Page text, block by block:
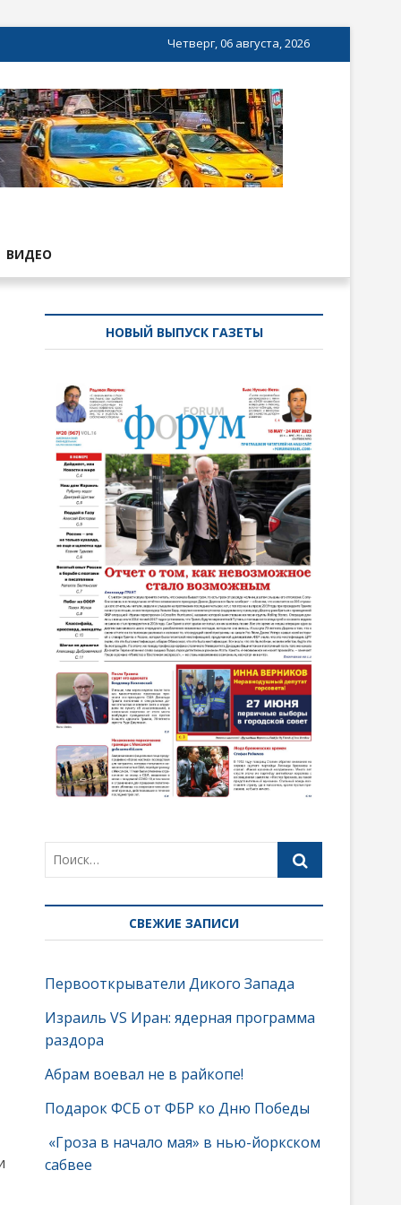
Четверг, 06 августа, 2026
ВИДЕО
НОВЫЙ ВЫПУСК ГАЗЕТЫ
СВЕЖИЕ ЗАПИСИ
Первооткрыватели Дикого Запада
Израиль VS Иран: ядерная программа
раздора
Абрам воевал не в райкопе!
Подарок ФСБ от ФБР ко Дню Победы
«Гроза в начало мая» в нью-йоркском
сабвее